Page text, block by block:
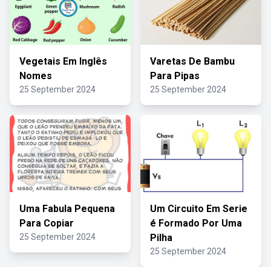
Vegetais Em Inglês
Nomes
25 September 2024
Varetas De Bambu
Para Pipas
25 September 2024
Uma Fabula Pequena
Para Copiar
25 September 2024
Um Circuito Em Serie
é Formado Por Uma
Pilha
25 September 2024